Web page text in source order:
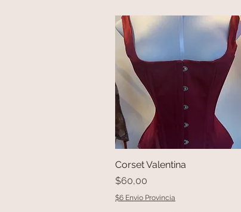
Vista rápida
Corset Valentina
Precio
$60,00
$6 Envio Provincia